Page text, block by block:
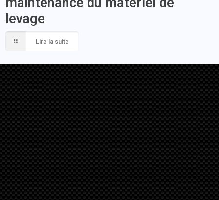
levage
Lire la suite